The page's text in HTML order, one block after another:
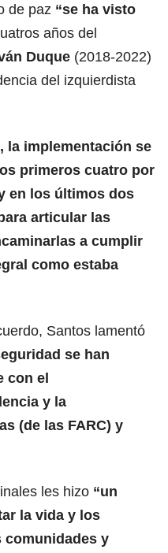
de paz “se ha visto
años del
Duque (2018-2022)
del izquierdista
la implementación se
primeros cuatro por
en los últimos dos
articular las
a cumplir
como estaba
Santos lamentó
se han
con el
y la
(de las FARC) y
les hizo “un
la vida y los
comunidades y